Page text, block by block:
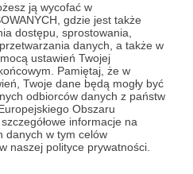
ją wycofać w
gdzie jest także
dostępu, sprostowania,
danych, a także w
ustawień Twojej
Pamiętaj, że w
Twoje dane będą mogły być
odbiorców danych z państw
Obszaru
informacje na
danych w tym celów
naszej polityce prywatności.
moich danych
rejestracyjnym w celu
serwisu Patronite.
drogą elektroniczną
Opcja ta może zostać
konta.